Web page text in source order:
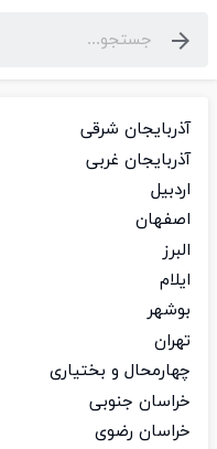
آذربایجان شرقی
آذربایجان غربی
اردبیل
اصفهان
البرز
ایلام
بوشهر
تهران
چهارمحال و بختیاری
خراسان جنوبی
خراسان رضوی